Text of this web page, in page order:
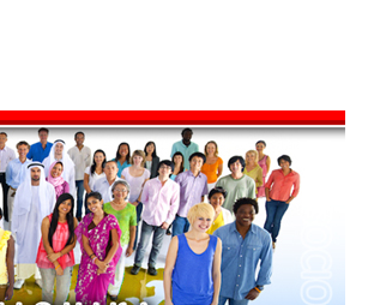
і росіян